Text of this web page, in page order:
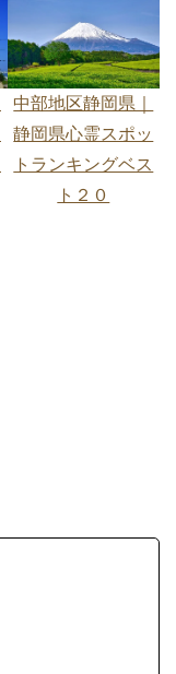
中部地区静岡県｜
静岡県心霊スポッ
トランキングベス
ト２０